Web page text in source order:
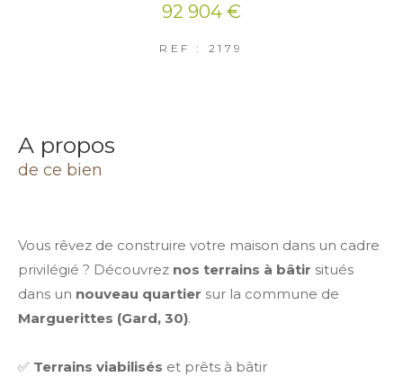
92 904 €
REF : 2179
a propos
de ce bien
Vous rêvez de construire votre maison dans un cadre
privilégié ? Découvrez nos terrains à bâtir situés
dans un nouveau quartier sur la commune de
Marguerittes (Gard, 30).
✅ Terrains viabilisés et prêts à bâtir